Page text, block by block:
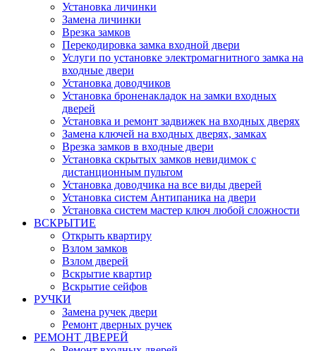
Установка личинки
Замена личинки
Врезка замков
Перекодировка замка входной двери
Услуги по установке электромагнитного замка на
входные двери
Установка доводчиков
Установка броненакладок на замки входных
дверей
Установка и ремонт задвижек на входных дверях
Замена ключей на входных дверях, замках
Врезка замков в входные двери
Установка скрытых замков невидимок с
дистанционным пультом
Установка доводчика на все виды дверей
Установка систем Антипаника на двери
Установка систем мастер ключ любой сложности
ВСКРЫТИЕ
Открыть квартиру
Взлом замков
Взлом дверей
Вскрытие квартир
Вскрытие сейфов
РУЧКИ
Замена ручек двери
Ремонт дверных ручек
РЕМОНТ ДВЕРЕЙ